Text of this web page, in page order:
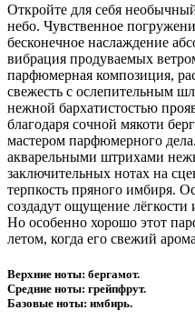
Откройте для себя
небо. Чувственное
бесконечное наслаждение
вибрация продуваемых
парфюмерная композиция,
свежесть с ослепительным
нежной бархатистостью
благодаря сочной мякоти
мастером парфюмерного
акварельными штрихами
заключительных нотах на
терпкость пряного имбиря.
создадут ощущение
Но особенно хорошо этот
летом, когда его свежий
Верхние ноты: бергамот.
Средние ноты: грейпфрут.
Базовые ноты: имбирь.